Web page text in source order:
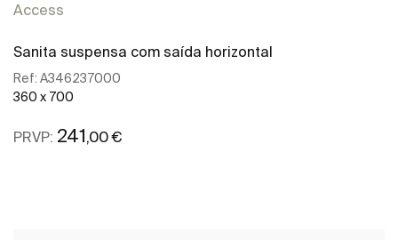
Access
Sanita suspensa com saída horizontal
Ref: A346237000
360 x 700
PRVP: 241 ,00 €